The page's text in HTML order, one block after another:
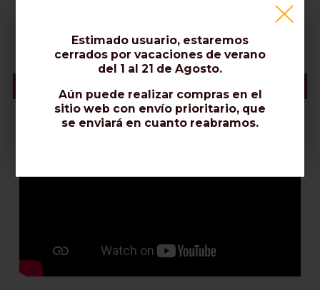
Vídeo & Instalación Conectores
Estimado usuario, estaremos
cerrados por vacaciones de verano
del 1 al 21 de Agosto.
Aún puede realizar compras en el
sitio web con envío prioritario, que
se enviará en cuanto reabramos.